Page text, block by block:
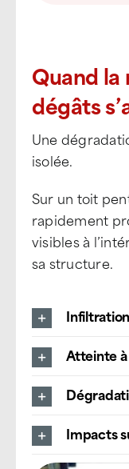
Quand
dégâts
Une
isolée.
Sur un toit
rapidement
visibles à
sa structure.
Atteinte
Impacts